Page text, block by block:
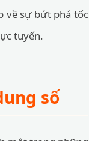
về sự bứt phá tốc
tuyến.
số